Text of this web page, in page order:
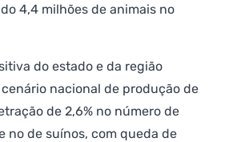
4,4 milhões de animais no
do estado e da região
nacional de produção de
de 2,6% no número de
no de suínos, com queda de